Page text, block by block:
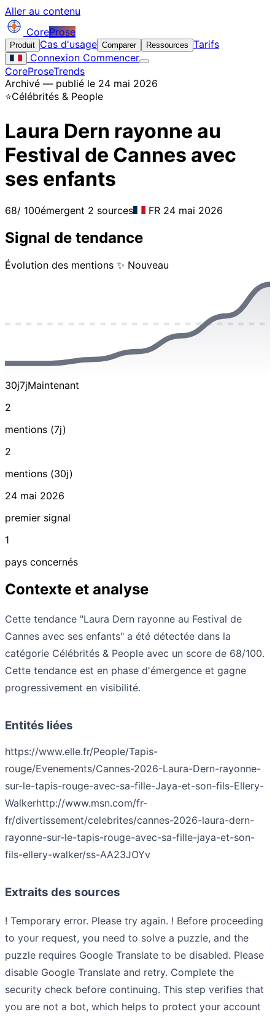
Aller au contenu
CoreProse
Produit Cas d'usage Comparer Ressources Tarifs
Connexion Commencer
CoreProseTrends
Archivé — publié le 24 mai 2026
⭐Célébrités & People
Laura Dern rayonne au
Festival de Cannes avec
ses enfants
68/ 100émergent 2 sources FR 24 mai 2026
Signal de tendance
Évolution des mentions ✨ Nouveau
30j7jMaintenant
2
mentions (7j)
2
mentions (30j)
24 mai 2026
premier signal
1
pays concernés
Contexte et analyse
Cette tendance "Laura Dern rayonne au Festival de
Cannes avec ses enfants" a été détectée dans la
catégorie Célébrités & People avec un score de 68/100.
Cette tendance est en phase d'émergence et gagne
progressivement en visibilité.
Entités liées
https://www.elle.fr/People/Tapis-
rouge/Evenements/Cannes-2026-Laura-Dern-rayonne-
sur-le-tapis-rouge-avec-sa-fille-Jaya-et-son-fils-Ellery-
Walkerhttp://www.msn.com/fr-
fr/divertissement/celebrites/cannes-2026-laura-dern-
rayonne-sur-le-tapis-rouge-avec-sa-fille-jaya-et-son-
fils-ellery-walker/ss-AA23JOYv
Extraits des sources
! Temporary error. Please try again. ! Before proceeding
to your request, you need to solve a puzzle, and the
puzzle requires Google Translate to be disabled. Please
disable Google Translate and retry. Complete the
security check before continuing. This step verifies that
you are not a bot, which helps to protect your account